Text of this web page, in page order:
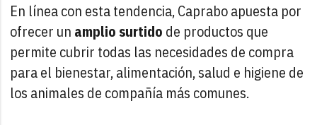
En línea con esta tendencia, Caprabo apuesta por
ofrecer un amplio surtido de productos que
permite cubrir todas las necesidades de compra
para el bienestar, alimentación, salud e higiene de
los animales de compañía más comunes.